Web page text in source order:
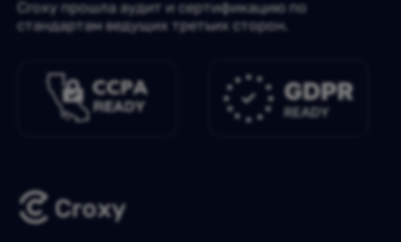
Croxy прошла аудит и сертификацию по
стандартам ведущих третьих сторон.